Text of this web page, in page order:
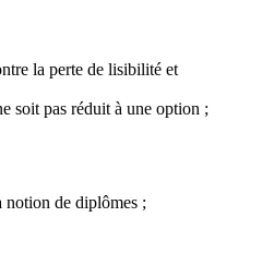
la perte de lisibilité et
soit pas réduit à une option ;
notion de diplômes ;